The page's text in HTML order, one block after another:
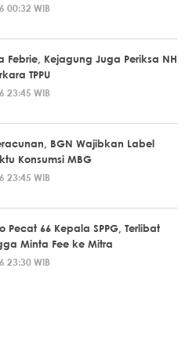
00:32 WIB
Febrie, Kejagung Juga Periksa NH
TPPU
23:45 WIB
BGN Wajibkan Label
Konsumsi MBG
23:45 WIB
Pecat 66 Kepala SPPG, Terlibat
Minta Fee ke Mitra
23:30 WIB